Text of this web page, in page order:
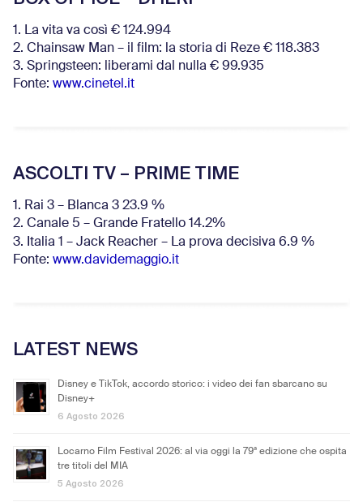
1. La vita va così € 124.994
2. Chainsaw Man – il film: la storia di Reze € 118.383
3. Springsteen: liberami dal nulla € 99.935
Fonte: www.cinetel.it
ASCOLTI TV – PRIME TIME
1. Rai 3 – Blanca 3 23.9 %
2. Canale 5 – Grande Fratello 14.2%
3. Italia 1 – Jack Reacher – La prova decisiva 6.9 %
Fonte: www.davidemaggio.it
LATEST NEWS
Disney e TikTok, accordo storico: i video dei fan sbarcano su
Disney+
6 Agosto 2026
Locarno Film Festival 2026: al via oggi la 79ª edizione che ospita
tre titoli del MIA
5 Agosto 2026